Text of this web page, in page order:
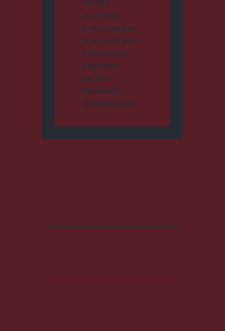
CSÍKSZÉK
DUMA DUBA
DUMA DUBA 2024
DUMA DUBA 2026
GYERGYÓSZÉK
HÁROMSZÉK
HÍRLISTA
MAROSSZÉK
UDVARHELYSZÉK